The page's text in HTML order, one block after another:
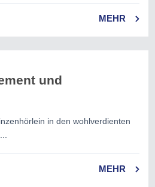
MEHR
und
in den wohlverdienten
MEHR